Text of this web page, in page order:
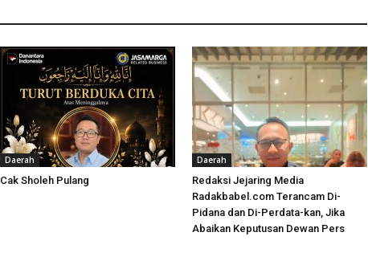
Daerah
Cak Sholeh Pulang
Daerah
Redaksi Jejaring Media
Radakbabel.com Terancam Di-
Pidana dan Di-Perdata-kan, Jika
Abaikan Keputusan Dewan Pers